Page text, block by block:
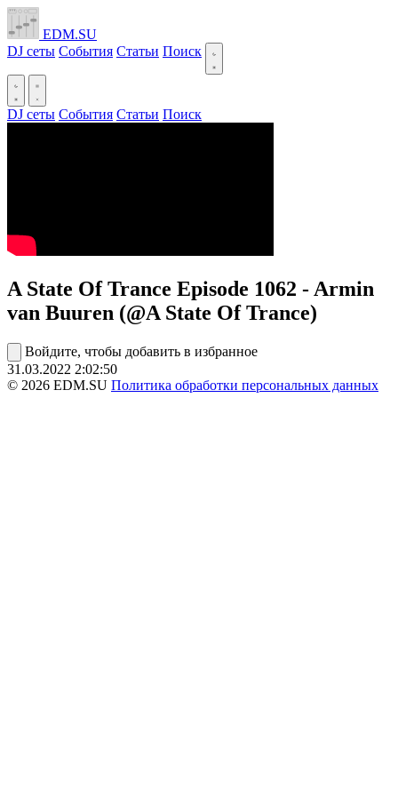
EDM.SU
DJ сеты События Статьи Поиск
DJ сеты События Статьи Поиск
A State Of Trance Episode 1062 - Armin
van Buuren (@A State Of Trance)
Войдите, чтобы добавить в избранное
31.03.2022 2:02:50
© 2026 EDM.SU Политика обработки персональных данных